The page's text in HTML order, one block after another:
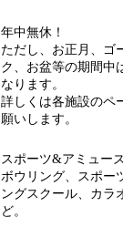
年中無休！
ただし、お正月、ゴ
ク、お盆等の期間中
なります。
詳しくは各施設のペ
願いします。
スポーツ&アミュー
ボウリング
スポー
ングスクール
カラ
ど。